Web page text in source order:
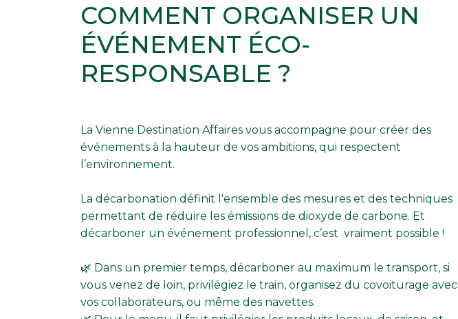
COMMENT ORGANISER UN
ÉVÉNEMENT ÉCO-
RESPONSABLE ?
La Vienne Destination Affaires vous accompagne pour créer des
événements à la hauteur de vos ambitions, qui respectent
l’environnement.
La décarbonation définit l'ensemble des mesures et des techniques
permettant de réduire les émissions de dioxyde de carbone. Et
décarboner un événement professionnel, c’est vraiment possible !
🌿 Dans un premier temps, décarboner au maximum le transport, si
vous venez de loin, privilégiez le train, organisez du covoiturage avec
vos collaborateurs, ou même des navettes.